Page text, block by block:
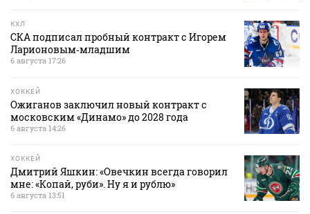
КХЛ
СКА подписал пробный контракт с Игорем
Ларионовым‑младшим
6 августа 17:26
ХОККЕЙ
Ожиганов заключил новый контракт с
московским «Динамо» до 2028 года
6 августа 14:26
ХОККЕЙ
Дмитрий Яшкин: «Овечкин всегда говорил
мне: «Копай, руби». Ну я и рублю»
6 августа 13:51